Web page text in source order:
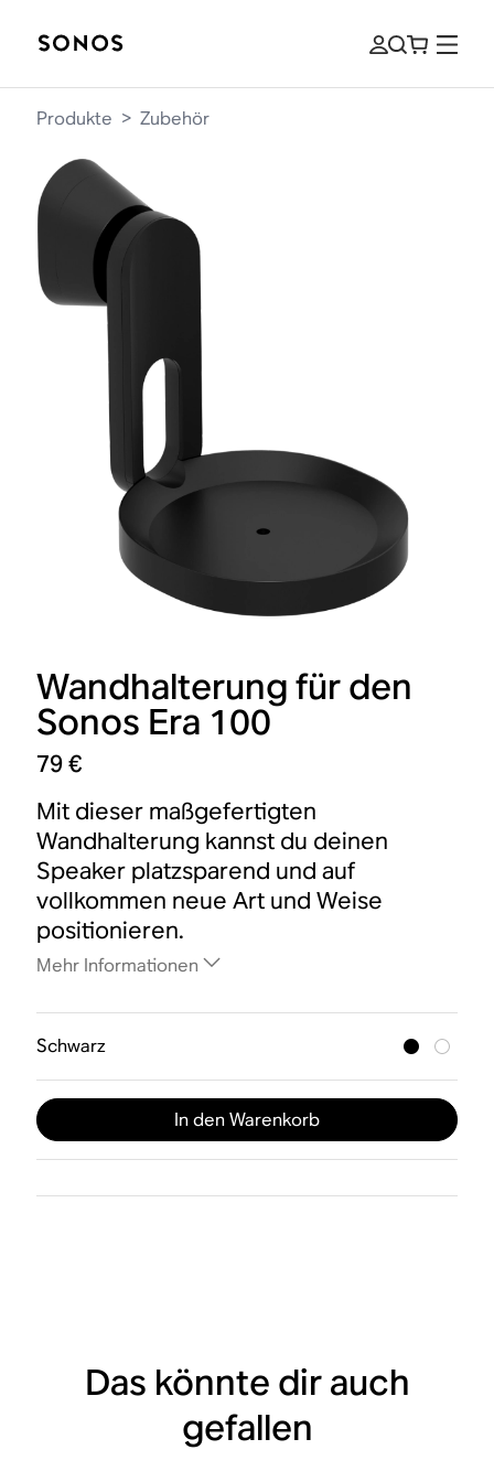
Produkte > Zubehör
Wandhalterung für den
Sonos Era 100
79 €
Mit dieser maßgefertigten
Wandhalterung kannst du deinen
Speaker platzsparend und auf
vollkommen neue Art und Weise
positionieren.
Mehr Informationen
Schwarz
In den Warenkorb
Das könnte dir auch
gefallen